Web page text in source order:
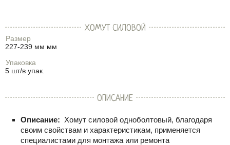
ХОМУТ СИЛОВОЙ
Размер
227-239 мм мм
Упаковка
5 шт/в упак.
ОПИСАНИЕ
Описание: Хомут силовой одноболтовый, благодаря
своим свойствам и характеристикам, применяется
специалистами для монтажа или ремонта